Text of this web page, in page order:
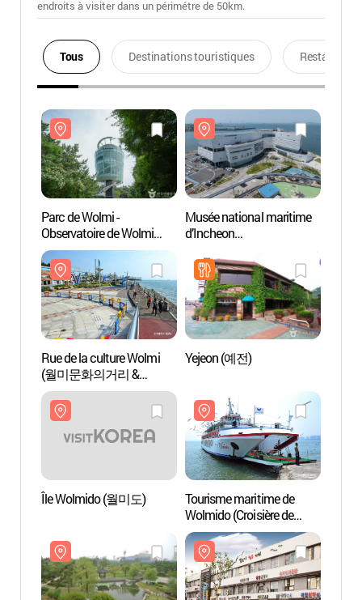
endroits à visiter dans un périmétre de 50km.
Tous Destinations touristiques Restaurants
Parc de Wolmi -
Observatoire de Wolmi
(월미공원 월미전망대)
Musée national maritime
d’Incheon
Rue de la culture Wolmi
(월미문화의거리 &
달빛음악분수)
Yejeon (예전)
Île Wolmido (월미도)
Tourisme maritime de
Wolmido (Croisière de
Wolmido)
(월미도해양관광
(월미도유람선))